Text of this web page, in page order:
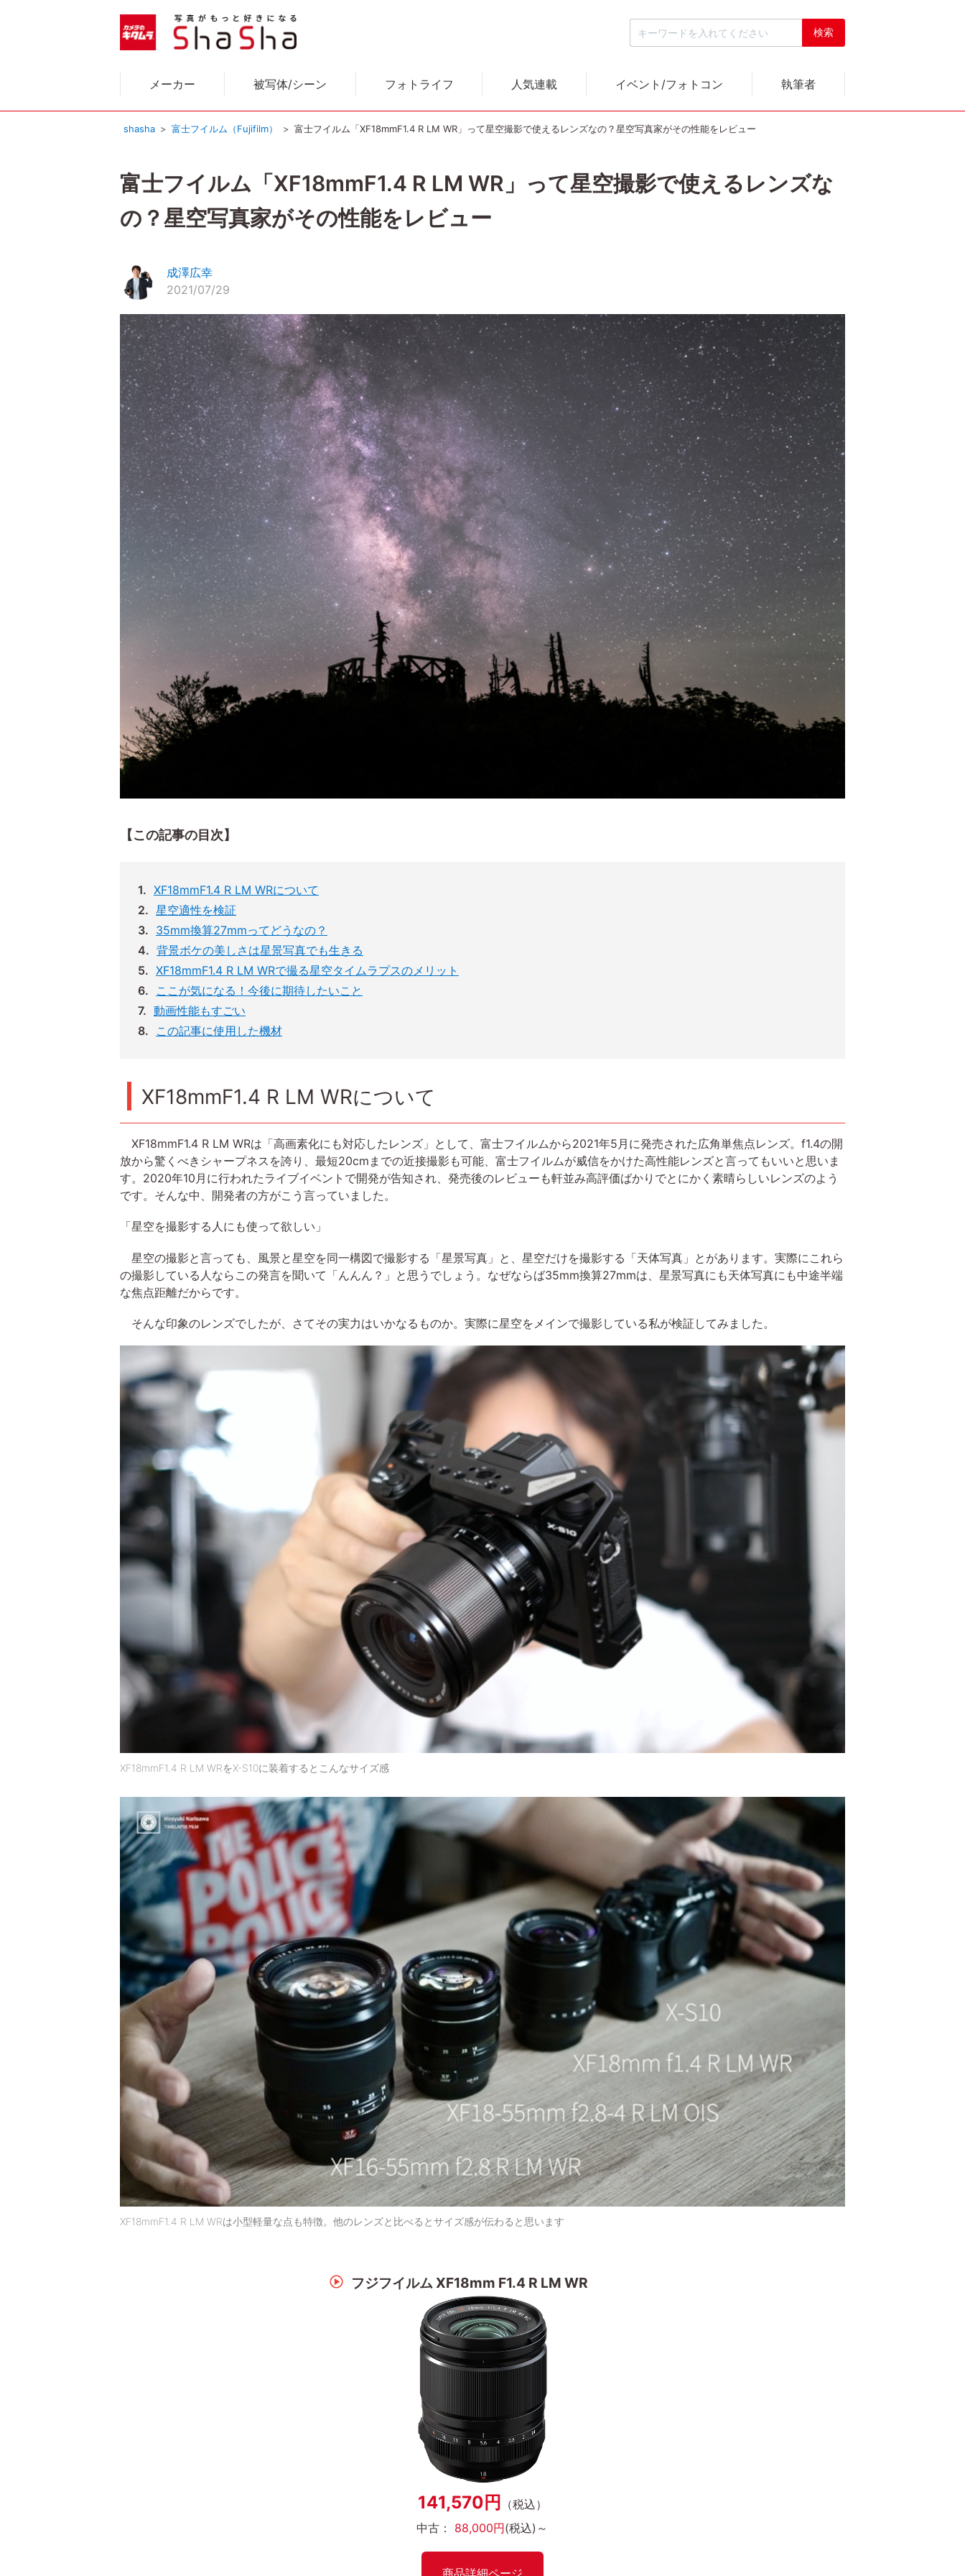
メーカー 被写体/シーン フォトライフ 人気連載 イベント/フォトコン 執筆者
shasha 富士フイルム（Fujifilm） 富士フイルム「XF18mmF1.4 R LM WR」って星空撮影で使えるレンズなの？星空写真家がその性能をレビュー
富士フイルム「XF18mmF1.4 R LM WR」って星空撮影で使えるレンズな
の？星空写真家がその性能をレビュー
成澤広幸
2021/07/29
【この記事の目次】
XF18mmF1.4 R LM WRについて
星空適性を検証
35mm換算27mmってどうなの？
背景ボケの美しさは星景写真でも生きる
XF18mmF1.4 R LM WRで撮る星空タイムラプスのメリット
ここが気になる！今後に期待したいこと
動画性能もすごい
この記事に使用した機材
XF18mmF1.4 R LM WRについて
XF18mmF1.4 R LM WRは「高画素化にも対応したレンズ」として、富士フイルムから2021年5月に発売された広角単焦点レンズ。f1.4の開
放から驚くべきシャープネスを誇り、最短20cmまでの近接撮影も可能、富士フイルムが威信をかけた高性能レンズと言ってもいいと思いま
す。2020年10月に行われたライブイベントで開発が告知され、発売後のレビューも軒並み高評価ばかりでとにかく素晴らしいレンズのよう
です。そんな中、開発者の方がこう言っていました。
「星空を撮影する人にも使って欲しい」
星空の撮影と言っても、風景と星空を同一構図で撮影する「星景写真」と、星空だけを撮影する「天体写真」とがあります。実際にこれら
の撮影している人ならこの発言を聞いて「んんん？」と思うでしょう。なぜならば35mm換算27mmは、星景写真にも天体写真にも中途半端
な焦点距離だからです。
そんな印象のレンズでしたが、さてその実力はいかなるものか。実際に星空をメインで撮影している私が検証してみました。
XF18mmF1.4 R LM WRをX-S10に装着するとこんなサイズ感
XF18mmF1.4 R LM WRは小型軽量な点も特徴。他のレンズと比べるとサイズ感が伝わると思います
フジフイルム XF18mm F1.4 R LM WR
141,570円
（税込）
中古： 88,000円(税込)～